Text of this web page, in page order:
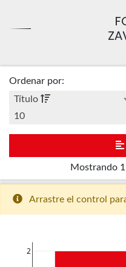
Mostrando
Ordenar por:
Título
10
Arrastre el control
2